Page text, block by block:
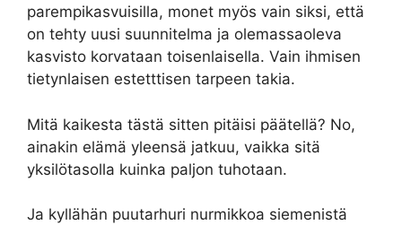
parempikasvuisilla, monet myös vain siksi, että
on tehty uusi suunnitelma ja olemassaoleva
kasvisto korvataan toisenlaisella. Vain ihmisen
tietynlaisen estetttisen tarpeen takia.
Mitä kaikesta tästä sitten pitäisi päätellä? No,
ainakin elämä yleensä jatkuu, vaikka sitä
yksilötasolla kuinka paljon tuhotaan.
Ja kyllähän puutarhuri nurmikkoa siemenistä